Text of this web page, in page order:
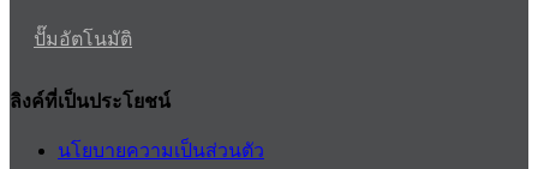
ปั๊มอัตโนมัติ
ลิงค์ที่เป็นประโยชน์
นโยบายความเป็นส่วนตัว